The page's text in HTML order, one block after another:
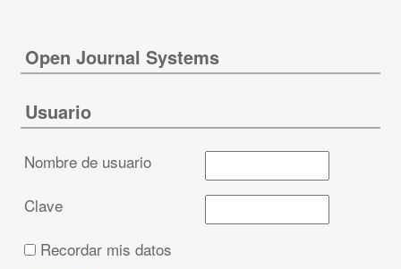
Open Journal Systems
Usuario
Nombre de usuario
Clave
Recordar mis datos